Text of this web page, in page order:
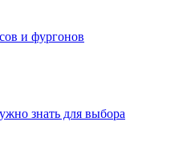
и фургонов